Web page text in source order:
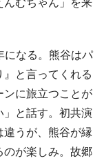
なる。熊谷はパ
と言ってくれる
に旅立つことが
」と話す。初共演
うが、熊谷が縁
のが楽しみ。故郷